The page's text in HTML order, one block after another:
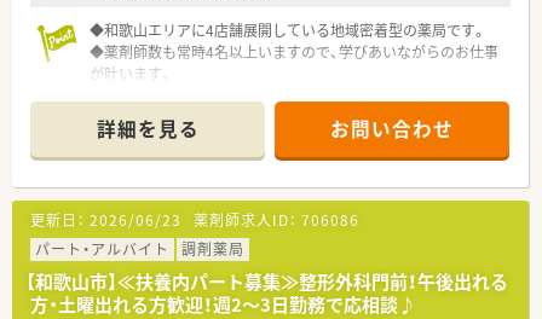
◆和歌山エリアに4店舗展開している地域密着型の薬局です。
◆薬剤師数も常時4名以上いますので、学びあいながらのお仕事
が叶います。
詳細を見る お問い合わせ
更新日： 2026/06/23 薬剤師求人ID： 706086
パート・アルバイト
調剤薬局
【和歌山市】≪扶養内パート募集≫整形外科門前！午後出れる
方・土曜出れる方歓迎！週2～3日勤務で応相談♪